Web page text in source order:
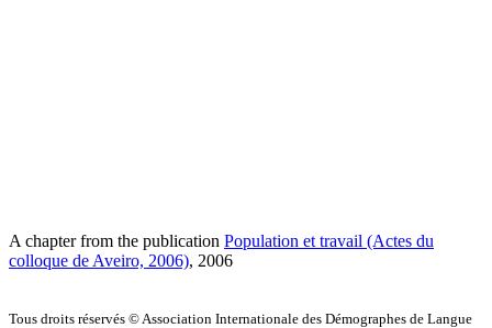
A chapter from the publication Population et travail (Actes du
colloque de Aveiro, 2006), 2006
Tous droits réservés © Association Internationale des Démographes de Langue